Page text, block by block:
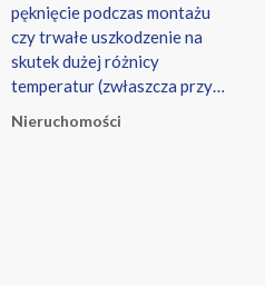
pęknięcie podczas montażu
czy trwałe uszkodzenie na
skutek dużej różnicy
temperatur (zwłaszcza przy
znacznej ekspozycji okna na
Nieruchomości